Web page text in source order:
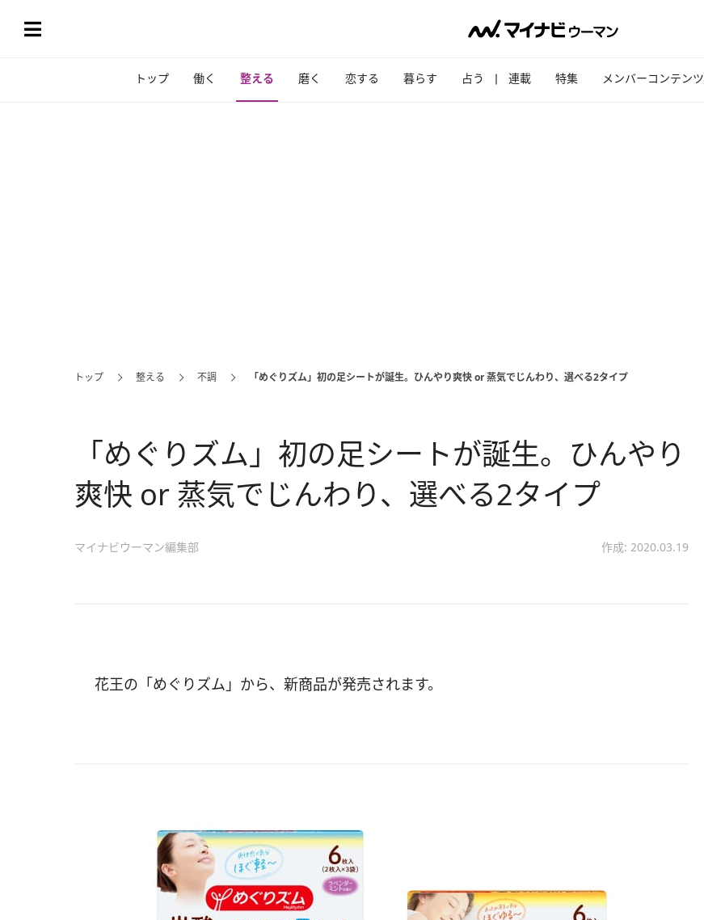
トップ 働く 整える 磨く 恋する 暮らす 占う 連載 特集 メンバーコンテンツ
トップ 整える 不調 「めぐりズム」初の足シートが誕生。ひんやり爽快 or 蒸気でじんわり、選べる2タイプ
「めぐりズム」初の足シートが誕生。ひんやり
爽快 or 蒸気でじんわり、選べる2タイプ
マイナビウーマン編集部 作成: 2020.03.19
花王の「めぐりズム」から、新商品が発売されます。